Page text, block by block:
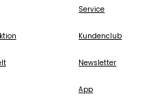
Service
Kundenclub
Newsletter
App